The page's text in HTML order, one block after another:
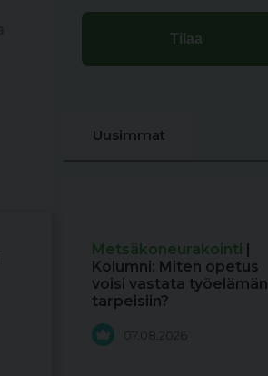
Uusimmat
Metsäkoneurakointi |
Kolumni: Miten opetus
voisi vastata työelämän
tarpeisiin?
07.08.2026